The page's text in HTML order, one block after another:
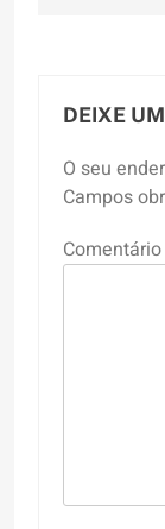
DEIXE
O seu
Campos
Comentário